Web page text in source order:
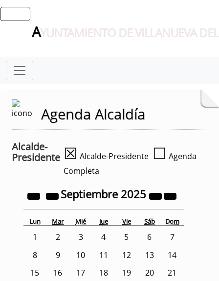
AYUNTAMIENTO DE VILLANUEVA
Agenda Alcaldía
Alcalde-
Presidente ☒ Alcalde-Presidente ☐ Agenda
Completa
Septiembre 2025
Lun Mar Mié Jue Vie Sáb Dom
1 2 3 4 5 6
7
8
9 10 11 12 13
14
15
16 17 18 19 20
21